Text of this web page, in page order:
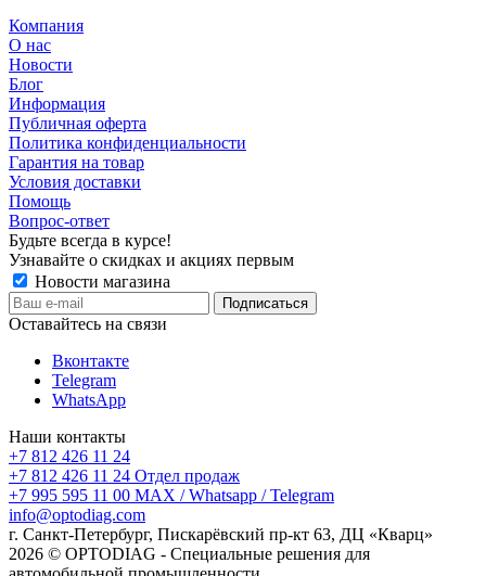
Компания
О нас
Новости
Блог
Информация
Публичная оферта
Политика конфиденциальности
Гарантия на товар
Условия доставки
Помощь
Вопрос-ответ
Будьте всегда в курсе!
Узнавайте о скидках и акциях первым
Новости магазина
Оставайтесь на связи
Вконтакте
Telegram
WhatsApp
Наши контакты
+7 812 426 11 24
+7 812 426 11 24 Отдел продаж
+7 995 595 11 00 MAX / Whatsapp / Telegram
info@optodiag.com
г. Санкт-Петербург, Пискарёвский пр-кт 63, ДЦ «Кварц»
2026 © OPTODIAG - Специальные решения для